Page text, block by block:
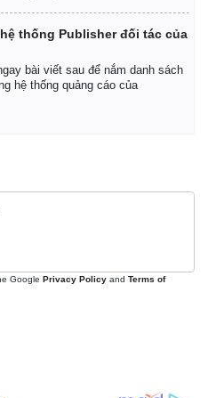
thống Publisher đối tác của
bài viết sau để nắm danh sách
hệ thống quảng cáo của
Google Privacy Policy and Terms of